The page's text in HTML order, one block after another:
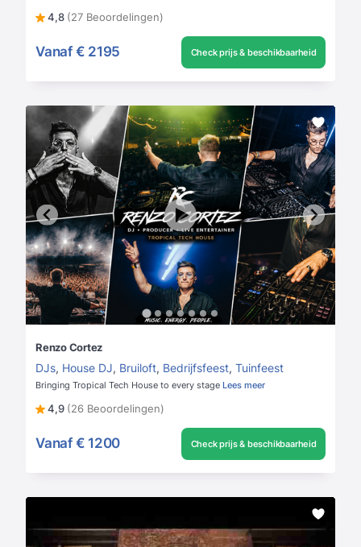
4,8 (27 Beoordelingen)
Vanaf € 2195 Check prijs & beschikbaarheid
Renzo Cortez
DJs, House DJ, Bruiloft, Bedrijfsfeest, Tuinfeest
Bringing Tropical Tech House to every stage Lees meer
4,9 (26 Beoordelingen)
Vanaf € 1200 Check prijs & beschikbaarheid